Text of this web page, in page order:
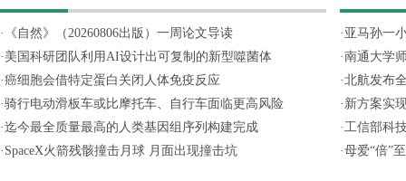
·
《自然》（20260806出版）一周论文导读
· 美国科研团队利用AI设计出可复制的新型噬菌体
·癌细胞会借特定蛋白关闭人体免疫反应
·骑行电动滑板车或比摩托车、自行车面临更高风险
·迄今最全质量最高的人类基因组序列构建完成
· SpaceX火箭残骸撞击月球 月面出现撞击坑
· 亚马孙一
·南通大学
·北航发布
· 新方案实
·工信部科
·母爱“倍”